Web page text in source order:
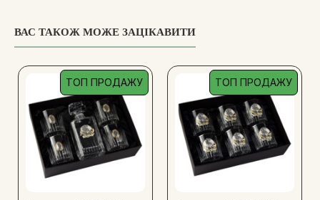
натякають на широту історичних зв'язків та багатство
епохи.
Ця композиція є чудовим подарунком для тих, хто
захоплюється історією, лицарством, середньовіччям та
колекціонуванням. Поєднання вражаючого образу лицаря,
мальовничого замку та старовинних монет створює
неповторну атмосферу легенд та героїчних подвигів.
Подарунок стане оригінальною та значущою прикрасою
інтер'єру.
Матеріали: художній розпис металом
ВАС ТАКОЖ МОЖЕ ЗАЦІКАВИТИ
ТОП ПРОДАЖУ ТОП ПРОДАЖУ